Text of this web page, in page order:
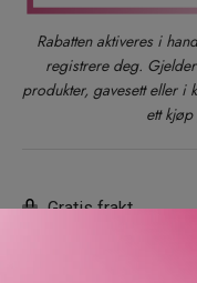
Rabatten aktiveres i
registrere deg.
produkter, gavesett eller i
ett
Gratis frakt